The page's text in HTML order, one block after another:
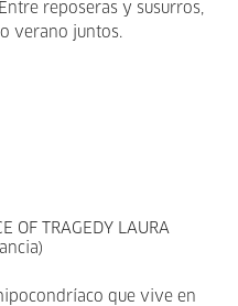
reposeras y susurros,
verano juntos.
OF TRAGEDY LAURA
que vive en